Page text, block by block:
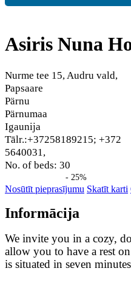
Asiris Nuna
Nurme tee 15, Audru vald,
Papsaare
Pärnu
Pärnumaa
Igaunija
Tālr.:+37258189215; +372
5640031,
No. of beds: 30
- 25%
Nosūtīt pieprasījumu Skatīt karti
Informācija
We invite you in a cozy,
allow you to have a rest
is situated in seven